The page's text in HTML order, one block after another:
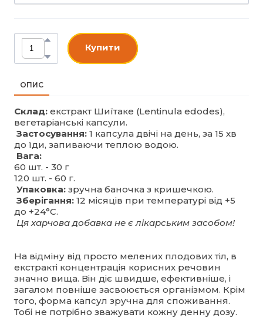
Купити
ОПИС
Склад: екстракт Шиїтаке (Lentinula edodes),
вегетаріанські капсули.
Застосування: 1 капсула двічі на день, за 15 хв
до їди, запиваючи теплою водою.
Вага:
60 шт. - 30 г
120 шт. - 60 г.
Упаковка: зручна баночка з кришечкою.
Зберігання: 12 місяців при температурі від +5
до +24°С.
Ця харчова добавка не є лікарським засобом!
На відміну від просто мелених плодових тіл, в
екстракті концентрація корисних речовин
значно вища. Він діє швидше, ефективніше, і
загалом повніше засвоюється організмом. Крім
того, форма капсул зручна для споживання.
Тобі не потрібно зважувати кожну денну дозу.